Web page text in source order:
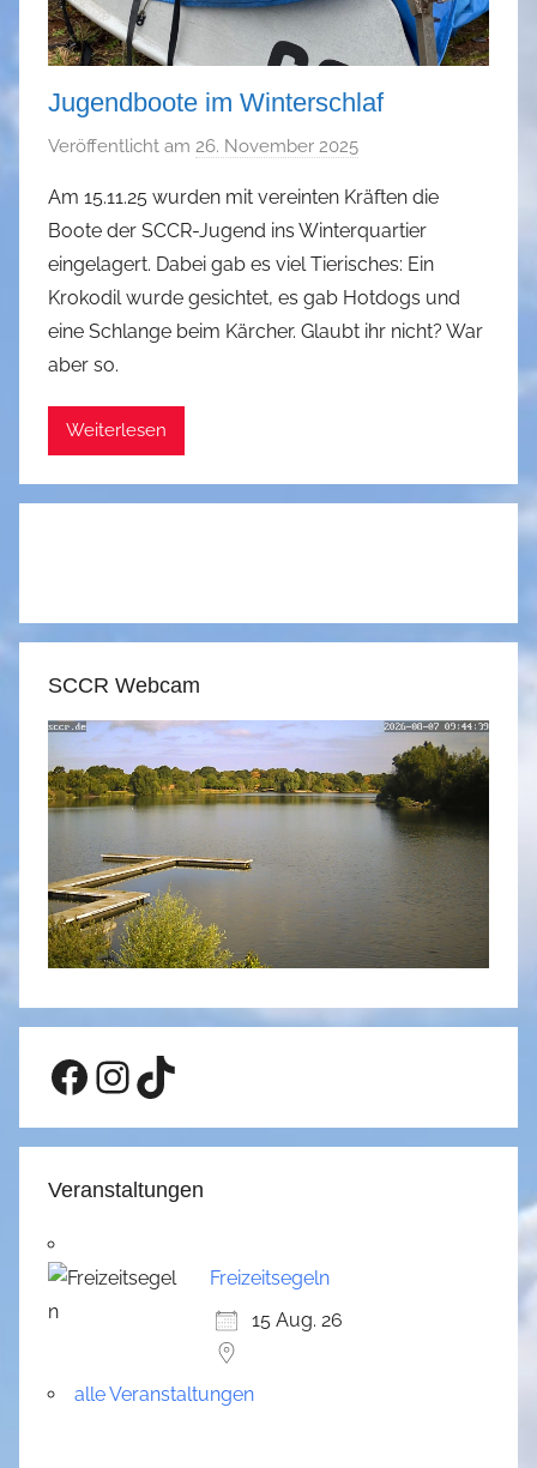
Jugendboote im Winterschlaf
Veröffentlicht am 26. November 2025
n
a
d
m
i
Am 15.11.25 wurden mit vereinten Kräften die
Boote der SCCR-Jugend ins Winterquartier
eingelagert. Dabei gab es viel Tierisches: Ein
Krokodil wurde gesichtet, es gab Hotdogs und
eine Schlange beim Kärcher. Glaubt ihr nicht? War
aber so.
Weiterlesen
SCCR Webcam
Facebook
Instagram
TikTok
Veranstaltungen
Freizeitsegeln
15 Aug. 26
alle Veranstaltungen